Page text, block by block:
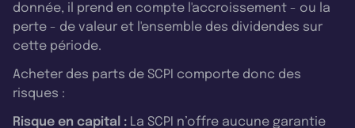
donnée, il prend en compte l'accroissement - ou la
perte - de valeur et l'ensemble des dividendes sur
cette période.
Acheter des parts de SCPI comporte donc des
risques :
Risque en capital : La SCPI n’offre aucune garantie